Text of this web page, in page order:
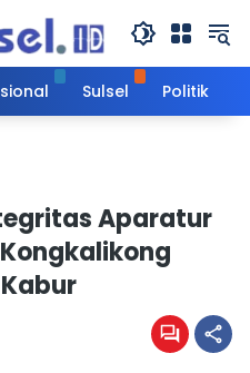
Sulsel Politik
Aparatur